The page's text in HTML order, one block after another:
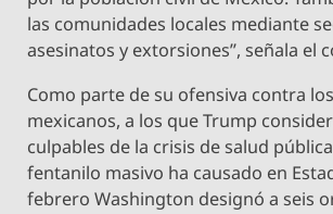
las comunidades locales mediante
asesinatos y extorsiones”, señala el
Como parte de su ofensiva contra
mexicanos, a los que Trump
culpables de la crisis de salud
fentanilo masivo ha causado en
febrero Washington designó a seis